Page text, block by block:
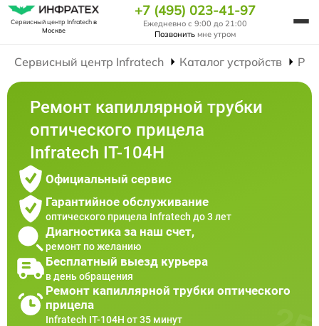
Сервисный центр Infratechв
Москве
+7 (495) 023-41-97
Ежедневно с 9:00 до 21:00
Позвонить мне утром
Сервисный центр Infratech Каталог устройств
Ремонт капиллярной трубки
оптического прицела
Infratech IT-104H
Официальный сервис
Гарантийное обслуживание
оптического прицела Infratech до 3 лет
Диагностика за наш счет,
ремонт по желанию
Бесплатный выезд курьера
в день обращения
Ремонт капиллярной трубки оптического
прицела
Infratech IT-104H от 35 минут